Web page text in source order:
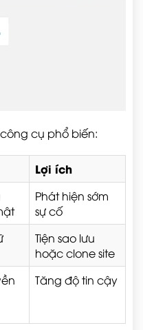
cụ phổ biến:
Lợi ích
Phát hiện sớm
sự cố
Tiện sao lưu
hoặc clone site
Tăng độ tin cậy